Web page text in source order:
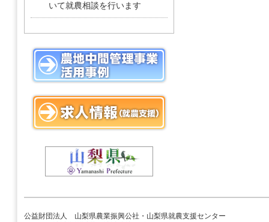
いて就農相談を行います
公益財団法人 山梨県農業振興公社・山梨県就農支援センター